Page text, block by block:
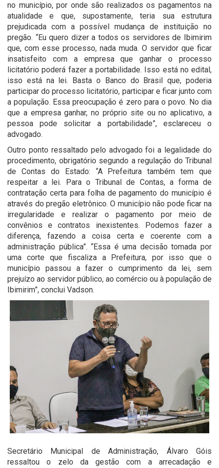
no município, por onde são realizados os pagamentos na
atualidade e que, supostamente, teria sua estrutura
prejudicada com a possível mudança de instituição no
pregão. “Eu quero dizer a todos os servidores de Ibimirim
que, com esse processo, nada muda. O servidor que ficar
insatisfeito com a empresa que ganhar o processo
licitatório poderá fazer a portabilidade. Isso está no edital,
isso está na lei. Basta o Banco do Brasil que, poderia
participar do processo licitatório, participar e ficar junto com
a população. Essa preocupação é zero para o povo. No dia
que a empresa ganhar, no próprio site ou no aplicativo, a
pessoa pode solicitar a portabilidade”, esclareceu o
advogado.
Outro ponto ressaltado pelo advogado foi a legalidade do
procedimento, obrigatório segundo a regulação do Tribunal
de Contas do Estado: “A Prefeitura também tem que
respeitar a lei. Para o Tribunal de Contas, a forma de
contratação certa para folha de pagamento do município é
através do pregão eletrônico. O município não pode ficar na
irregularidade e realizar o pagamento por meio de
convênios e contratos inexistentes. Podemos fazer a
diferença, fazendo a coisa certa e coerente com a
administração pública”. “Essa é uma decisão tomada por
uma corte que fiscaliza a Prefeitura, por isso que o
município passou a fazer o cumprimento da lei, sem
prejuízo ao servidor público, ao comércio ou à população de
Ibimirim”, conclui Vadson.
Secretário Municipal de Administração, Álvaro Góis
ressaltou o zelo da gestão com a arrecadação e